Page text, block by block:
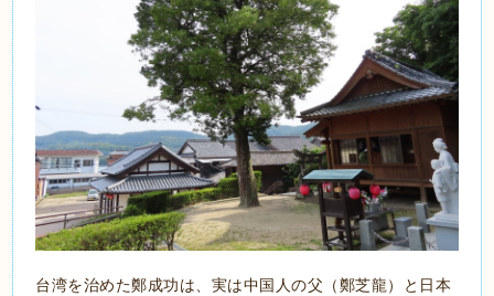
台湾を治めた鄭成功は、実は中国人の父（鄭芝龍）と日本